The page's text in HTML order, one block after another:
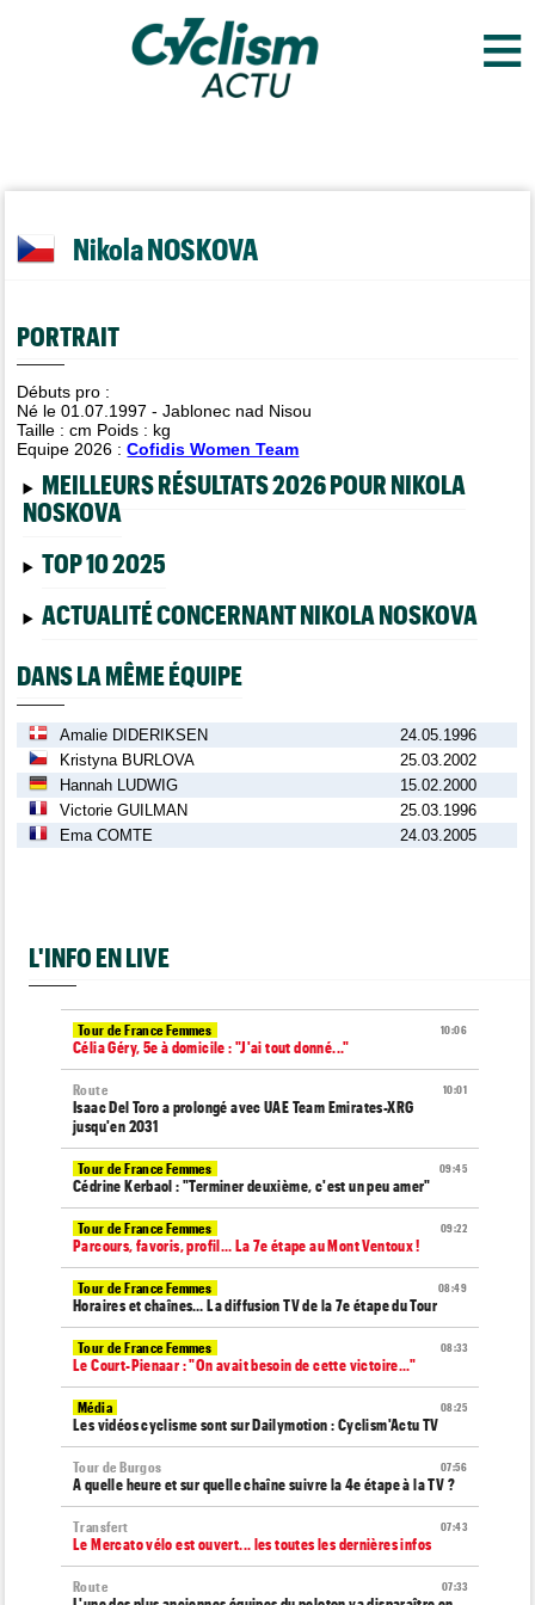
≡
Nikola NOSKOVA
PORTRAIT
Débuts pro :
Né le 01.07.1997 - Jablonec nad Nisou
Taille :cm Poids : kg
Equipe 2026 :Cofidis Women Team
MEILLEURS RÉSULTATS 2026 POUR NIKOLA
NOSKOVA
TOP 10 2025
ACTUALITÉ CONCERNANT NIKOLA NOSKOVA
DANS LA MÊME ÉQUIPE
Amalie DIDERIKSEN
24.05.1996
Kristyna BURLOVA
25.03.2002
Hannah LUDWIG
15.02.2000
Victorie GUILMAN
25.03.1996
Ema COMTE
24.03.2005
L'INFO EN LIVE
10:06
Tour de France Femmes
Célia Géry, 5e à domicile : "J'ai tout donné..."
10:01
Route
Isaac Del Toro a prolongé avec UAE Team Emirates-XRG
jusqu'en 2031
09:45
Tour de France Femmes
Cédrine Kerbaol : "Terminer deuxième, c'est un peu amer"
09:22
Tour de France Femmes
Parcours, favoris, profil… La 7e étape au Mont Ventoux !
08:49
Tour de France Femmes
Horaires et chaînes… La diffusion TV de la 7e étape du Tour
08:33
Tour de France Femmes
Le Court-Pienaar : "On avait besoin de cette victoire..."
08:25
Média
Les vidéos cyclisme sont sur Dailymotion : Cyclism'Actu TV
07:56
Tour de Burgos
A quelle heure et sur quelle chaîne suivre la 4e étape à la TV ?
07:43
Transfert
Le Mercato vélo est ouvert... les toutes les dernières infos
07:33
Route